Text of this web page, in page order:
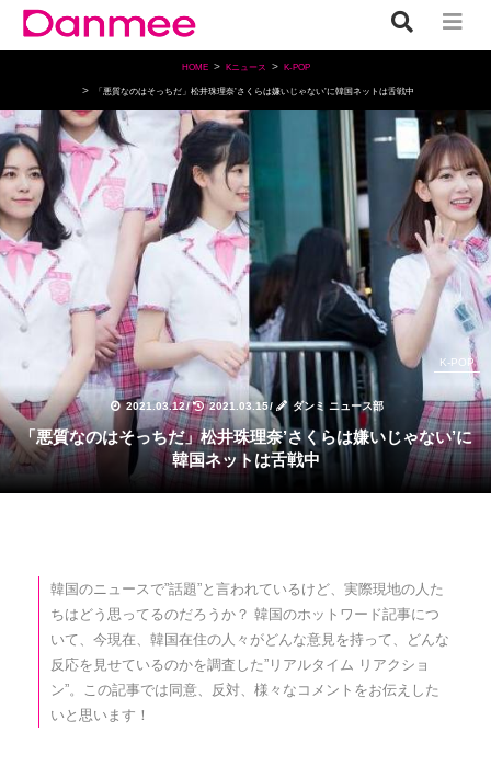
HOME Kニュース K-POP
「悪質なのはそっちだ」松井珠理奈’さくらは嫌いじゃない’に韓国ネットは舌戦中
2021.03.12/ 2021.03.15/ ダンミ ニュース部
K-POP
「悪質なのはそっちだ」松井珠理奈’さくらは嫌いじゃない’に
韓国ネットは舌戦中
韓国のニュースで”話題”と言われているけど、実際現地の人た
ちはどう思ってるのだろうか？ 韓国のホットワード記事につ
いて、今現在、韓国在住の人々がどんな意見を持って、どんな
反応を見せているのかを調査した”リアルタイム リアクショ
ン”。この記事では同意、反対、様々なコメントをお伝えした
いと思います！